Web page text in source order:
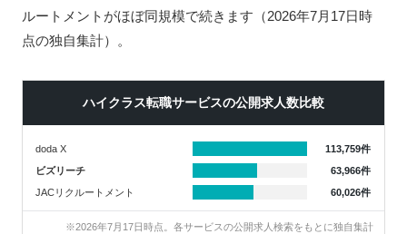
ルートメントがほぼ同規模で続きます（2026年7月17日時
点の独自集計）。
ハイクラス転職サービスの公開求人数比較
doda X
113,759件
ビズリーチ
63,966件
JACリクルートメント
60,026件
※2026年7月17日時点。各サービスの公開求人検索をもとに独自集計